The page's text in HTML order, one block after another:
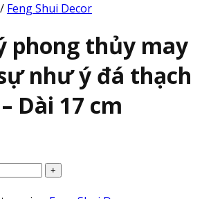
/ Feng Shui Decor
phong thủy may
như ý đá thạch
Dài 17 cm